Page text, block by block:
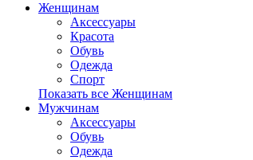
Женщинам
Аксессуары
Красота
Обувь
Одежда
Спорт
Показать все Женщинам
Мужчинам
Аксессуары
Обувь
Одежда